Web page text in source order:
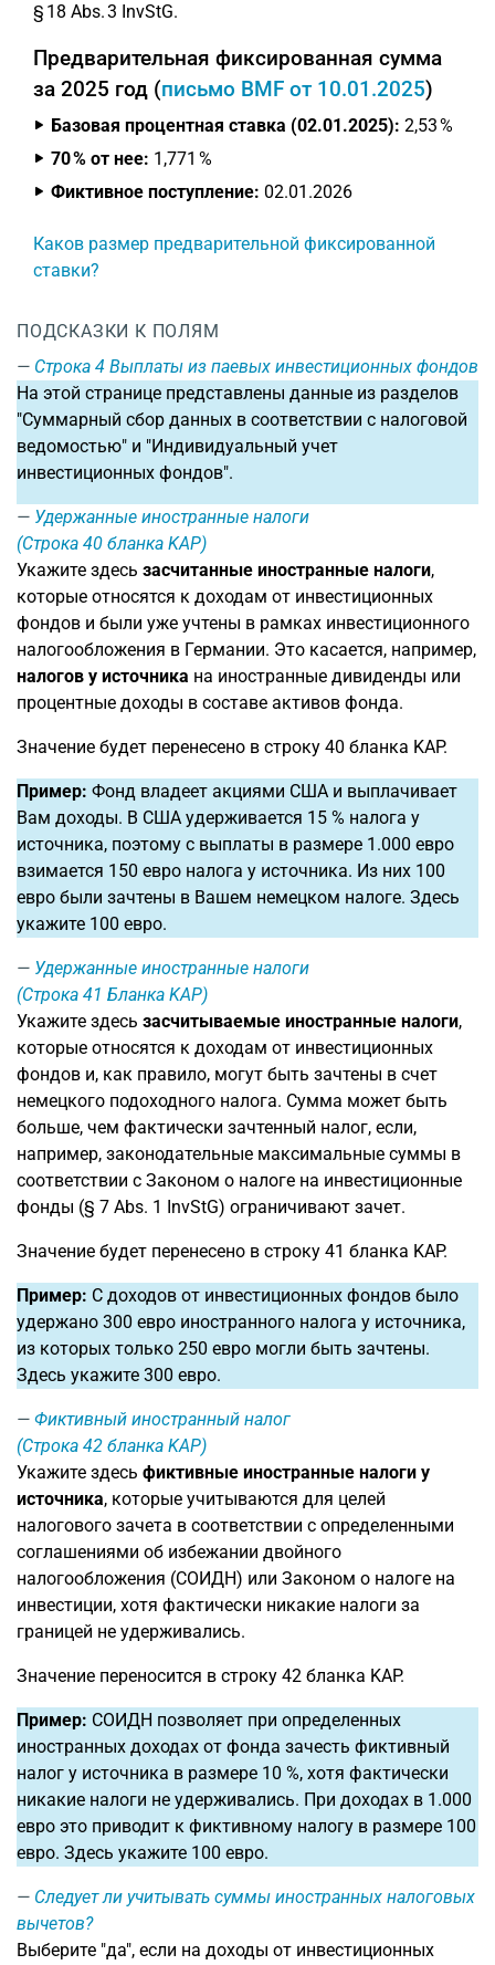
§ 18 Abs. 3 InvStG.
Предварительная фиксированная сумма
за 2025 год (письмо BMF от 10.01.2025)
Базовая процентная ставка (02.01.2025): 2,53 %
70 % от нее: 1,771 %
Фиктивное поступление: 02.01.2026
Каков размер предварительной фиксированной
ставки?
ПОДСКАЗКИ К ПОЛЯМ
Строка 4 Выплаты из паевых инвестиционных фондов
На этой странице представлены данные из разделов
"Суммарный сбор данных в соответствии с налоговой
ведомостью" и "Индивидуальный учет
инвестиционных фондов".
Удержанные иностранные налоги
(Строка 40 бланка KAP)
Укажите здесь засчитанные иностранные налоги,
которые относятся к доходам от инвестиционных
фондов и были уже учтены в рамках инвестиционного
налогообложения в Германии. Это касается, например,
налогов у источника на иностранные дивиденды или
процентные доходы в составе активов фонда.
Значение будет перенесено в строку 40 бланка KAP.
Пример: Фонд владеет акциями США и выплачивает
Вам доходы. В США удерживается 15 % налога у
источника, поэтому с выплаты в размере 1.000 евро
взимается 150 евро налога у источника. Из них 100
евро были зачтены в Вашем немецком налоге. Здесь
укажите 100 евро.
Удержанные иностранные налоги
(Строка 41 Бланка KAP)
Укажите здесь засчитываемые иностранные налоги,
которые относятся к доходам от инвестиционных
фондов и, как правило, могут быть зачтены в счет
немецкого подоходного налога. Сумма может быть
больше, чем фактически зачтенный налог, если,
например, законодательные максимальные суммы в
соответствии с Законом о налоге на инвестиционные
фонды (§ 7 Abs. 1 InvStG) ограничивают зачет.
Значение будет перенесено в строку 41 бланка KAP.
Пример: С доходов от инвестиционных фондов было
удержано 300 евро иностранного налога у источника,
из которых только 250 евро могли быть зачтены.
Здесь укажите 300 евро.
Фиктивный иностранный налог
(Строка 42 бланка KAP)
Укажите здесь фиктивные иностранные налоги у
источника, которые учитываются для целей
налогового зачета в соответствии с определенными
соглашениями об избежании двойного
налогообложения (СОИДН) или Законом о налоге на
инвестиции, хотя фактически никакие налоги за
границей не удерживались.
Значение переносится в строку 42 бланка KAP.
Пример: СОИДН позволяет при определенных
иностранных доходах от фонда зачесть фиктивный
налог у источника в размере 10 %, хотя фактически
никакие налоги не удерживались. При доходах в 1.000
евро это приводит к фиктивному налогу в размере 100
евро. Здесь укажите 100 евро.
Следует ли учитывать суммы иностранных налоговых
вычетов?
Выберите "да", если на доходы от инвестиционных